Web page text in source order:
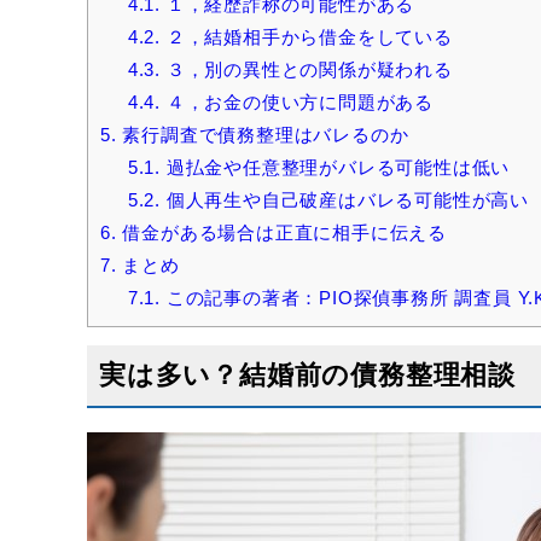
4.1.
１，経歴詐称の可能性がある
4.2.
２，結婚相手から借金をしている
4.3. ３，別の異性との関係が疑われる
4.4. ４，お金の使い方に問題がある
5. 素行調査で債務整理はバレるのか
5.1. 過払金や任意整理がバレる可能性は低い
5.2. 個人再生や自己破産はバレる可能性が高い
6. 借金がある場合は正直に相手に伝える
7. まとめ
7.1. この記事の著者：PIO探偵事務所 調査員
実は多い？結婚前の債務整理相談